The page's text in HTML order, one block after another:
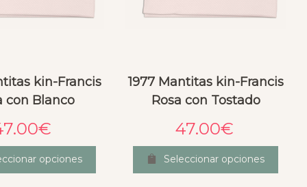
kin-Francis
con Blanco
€
opciones
1977 Mantitas kin-Francis
Rosa con Tostado
47.00€
Seleccionar opciones